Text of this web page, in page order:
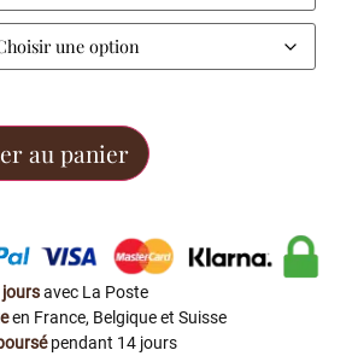
au panier
avec La Poste
en France, Belgique et Suisse
pendant 14 jours